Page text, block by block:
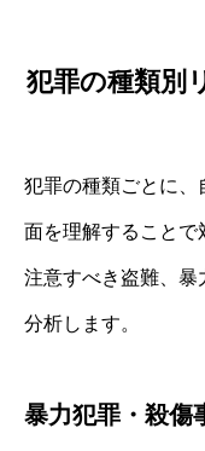
犯罪の種類別
犯罪の種類ごとに、
面を理解することで
注意すべき盗難、暴
分析します。
暴力犯罪・殺傷